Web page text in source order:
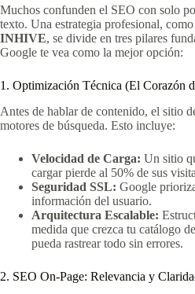
Muchos confunden el SEO con solo
texto. Una estrategia profesional,
INHIVE, se divide en tres pilares
Google te vea como la mejor opción:
1. Optimización Técnica (El Corazón
Antes de hablar de contenido, el sitio
motores de búsqueda. Esto incluye:
Velocidad de Carga: Un sitio
cargar pierde al 50% de sus
Seguridad SSL: Google
información del usuario.
Arquitectura Escalable:
medida que crezca tu catálogo
pueda rastrear todo sin errores.
2. SEO On-Page: Relevancia y